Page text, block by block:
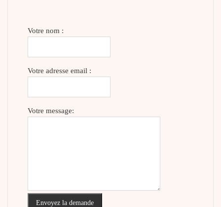
Votre nom :
Votre adresse email :
Votre message:
Envoyez la demande